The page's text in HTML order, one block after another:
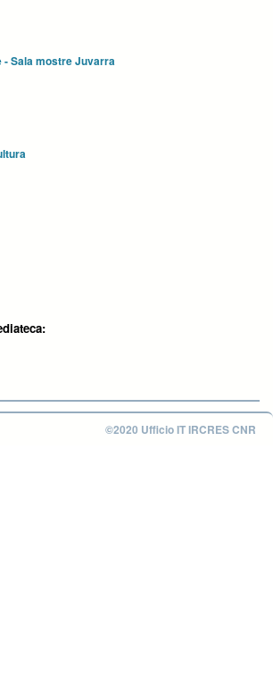
- Sala mostre Juvarra
©2020 Ufficio IT IRCRES CNR